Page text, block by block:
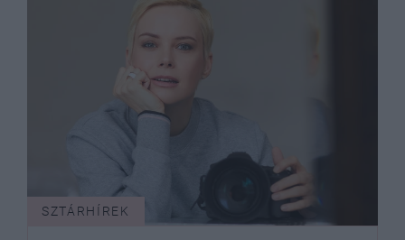
SZTÁRHÍREK